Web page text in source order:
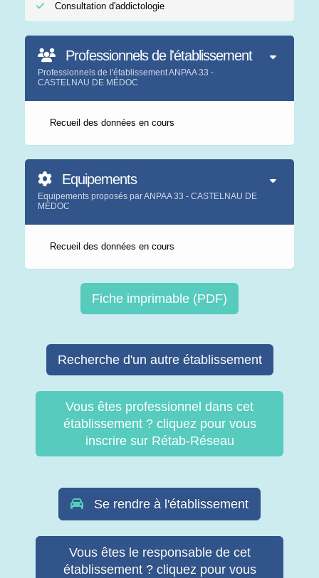
Consultation d'addictologie
Professionnels de l'établissement
Professionnels de l'établissement ANPAA 33 -
CASTELNAU DE MÉDOC
Recueil des données en cours
Equipements
Equipements proposés par ANPAA 33 - CASTELNAU DE
MÉDOC
Recueil des données en cours
Fiche imprimable (PDF)
Recherche d'un autre établissement
Vous êtes professionnel dans cet
établissement ? cliquez pour vous
inscrire sur Rétab-Réseau
Se rendre à l'établissement
Vous êtes le responsable de cet
établissement ? cliquez pour vous